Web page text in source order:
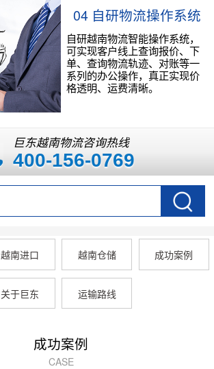
04 自研物流操作系统
自研越南物流智能操作系统，
可实现客户线上查询报价、下
单、查询物流轨迹、对账等一
系列的办公操作，真正实现价
格透明、运费清晰。
巨东越南物流咨询热线
400-156-0769
越南进口 越南仓储 成功案例
关于巨东 运输路线
成功案例
CASE